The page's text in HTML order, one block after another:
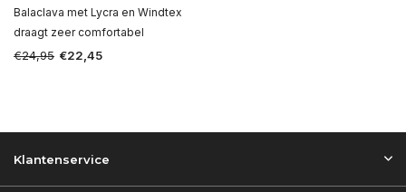
Balaclava met Lycra en Windtex
draagt zeer comfortabel
€24,95 €22,45
Klantenservice